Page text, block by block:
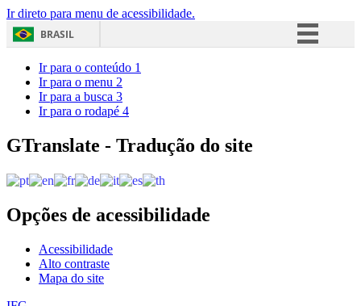
Ir direto para menu de acessibilidade.
BRASIL
Acesso à informação
Ir para o conteúdo 1
Ir para o menu 2
Ir para a busca 3
Ir para o rodapé 4
GTranslate - Tradução do site
Opções de acessibilidade
Acessibilidade
Alto contraste
Mapa do site